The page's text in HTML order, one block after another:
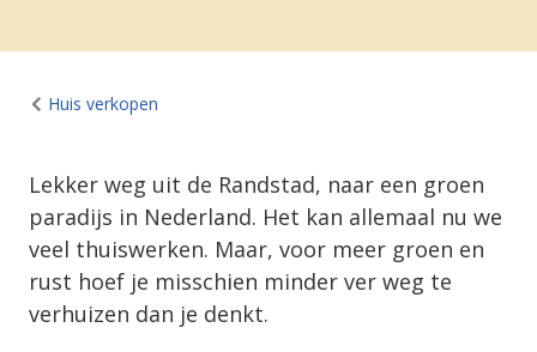
Huis verkopen
Lekker weg uit de Randstad, naar een groen
paradijs in Nederland. Het kan allemaal nu we
veel thuiswerken. Maar, voor meer groen en
rust hoef je misschien minder ver weg te
verhuizen dan je denkt.